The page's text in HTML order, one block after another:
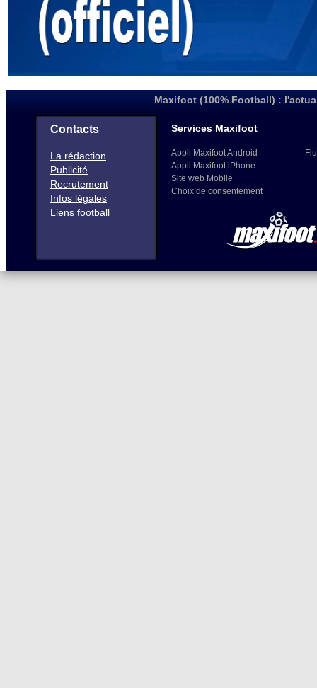
Maxifoot (100% Football) :
Contacts
La rédaction
Publicité
Recrutement
Infos légales
Liens football
Services Maxifoot
Appli Maxifoot Android
Appli Maxifoot iPhone
Site web Mobile
Choix de consentement